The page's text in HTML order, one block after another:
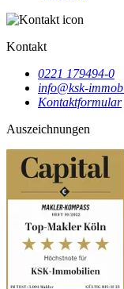
Kontakt
0221 179494-0
info@ksk-
Kontaktformular
Auszeichnungen